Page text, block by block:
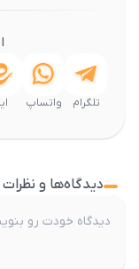
تلگرام واتساپ
دیدگاه‌ها و نظرات